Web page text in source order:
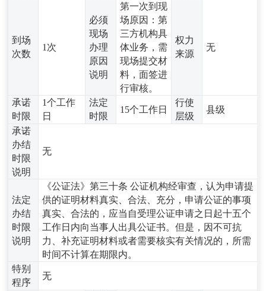
到场
次数
1次
必须
现场
办理
原因
说明
第一次到现
场原因：第
三方机构具
体业务，需
现场提交材
料，面签进
行审核。
权力
来源
无
承诺
时限
1个工作
日
法定
时限
15个工作日
行使
层级
县级
承诺
办结
时限
说明
无
法定
办结
时限
说明
《公证法》第三十条 公证机构经审查，认为申请提
供的证明材料真实、合法、充分，申请公证的事项
真实、合法的，应当自受理公证申请之日起十五个
工作日内向当事人出具公证书。但是，因不可抗
力、补充证明材料或者需要核实有关情况的，所需
时间不计算在期限内。
特别
程序
无